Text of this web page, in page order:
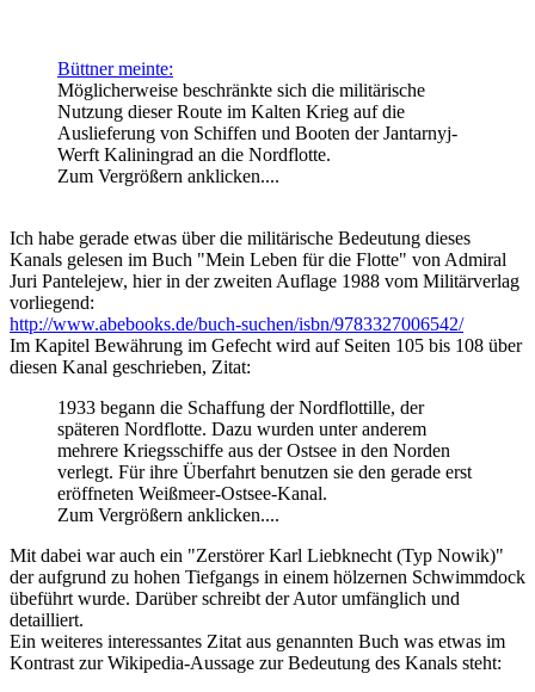
Büttner meinte:
Möglicherweise beschränkte sich die militärische
Nutzung dieser Route im Kalten Krieg auf die
Auslieferung von Schiffen und Booten der Jantarnyj-
Werft Kaliningrad an die Nordflotte.
Zum Vergrößern anklicken....
Ich habe gerade etwas über die militärische Bedeutung dieses
Kanals gelesen im Buch "Mein Leben für die Flotte" von Admiral
Juri Pantelejew, hier in der zweiten Auflage 1988 vom Militärverlag
vorliegend:
http://www.abebooks.de/buch-suchen/isbn/9783327006542/
Im Kapitel Bewährung im Gefecht wird auf Seiten 105 bis 108 über
diesen Kanal geschrieben, Zitat:
1933 begann die Schaffung der Nordflottille, der
späteren Nordflotte. Dazu wurden unter anderem
mehrere Kriegsschiffe aus der Ostsee in den Norden
verlegt. Für ihre Überfahrt benutzen sie den gerade erst
eröffneten Weißmeer-Ostsee-Kanal.
Zum Vergrößern anklicken....
Mit dabei war auch ein "Zerstörer Karl Liebknecht (Typ Nowik)"
der aufgrund zu hohen Tiefgangs in einem hölzernen Schwimmdock
übeführt wurde. Darüber schreibt der Autor umfänglich und
detailliert.
Ein weiteres interessantes Zitat aus genannten Buch was etwas im
Kontrast zur Wikipedia-Aussage zur Bedeutung des Kanals steht: